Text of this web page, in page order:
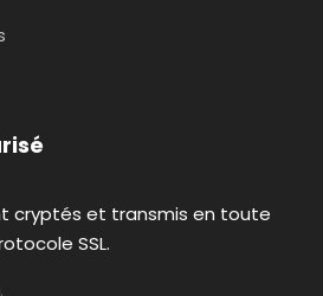
cryptés et transmis en toute
SSL.